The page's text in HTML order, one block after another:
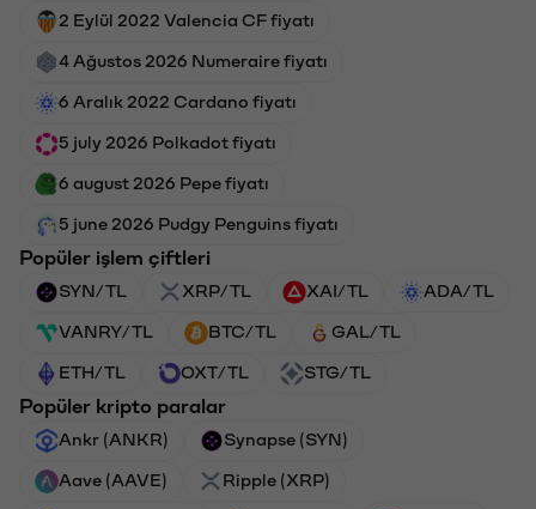
2 Eylül 2022 Valencia CF fiyatı
4 Ağustos 2026 Numeraire fiyatı
6 Aralık 2022 Cardano fiyatı
5 july 2026 Polkadot fiyatı
6 august 2026 Pepe fiyatı
5 june 2026 Pudgy Penguins fiyatı
Popüler işlem çiftleri
SYN/TL XRP/TL XAI/TL ADA/TL
VANRY/TL BTC/TL GAL/TL
ETH/TL OXT/TL STG/TL
Popüler kripto paralar
Ankr (ANKR) Synapse (SYN)
Aave (AAVE) Ripple (XRP)